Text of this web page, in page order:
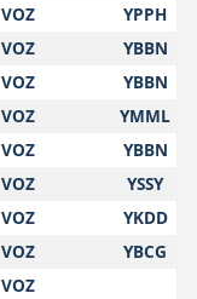
VOZ
YPPH
VOZ
YBBN
VOZ
YBBN
VOZ
YMML
VOZ
YBBN
VOZ
YSSY
VOZ
YKDD
VOZ
YBCG
VOZ